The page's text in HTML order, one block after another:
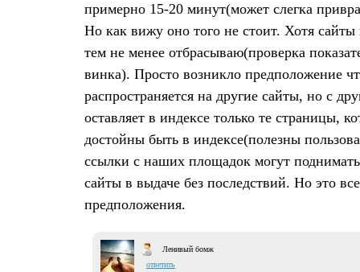
примерно 15-20 минут(может слегка
Но как вижу оно того не стоит. Хотя
тем не менее отбрасываю(проверка
винка). Просто возникло предположение
распространяется на другие сайты, но с
оставляет в индексе только те страницы,
достойны быть в индексе(полезны
ссылки с наших площадок могут
сайты в выдаче без последствий. Но это
предположения.
Ленивый бомж
ответить